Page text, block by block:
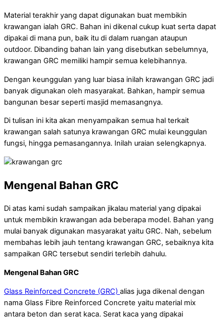
Material terakhir yang dapat digunakan buat membikin
krawangan ialah GRC. Bahan ini dikenal cukup kuat serta dapat
dipakai di mana pun, baik itu di dalam ruangan ataupun
outdoor. Dibanding bahan lain yang disebutkan sebelumnya,
krawangan GRC memiliki hampir semua kelebihannya.
Dengan keunggulan yang luar biasa inilah krawangan GRC jadi
banyak digunakan oleh masyarakat. Bahkan, hampir semua
bangunan besar seperti masjid memasangnya.
Di tulisan ini kita akan menyampaikan semua hal terkait
krawangan salah satunya krawangan GRC mulai keunggulan
fungsi, hingga pemasangannya. Inilah uraian selengkapnya.
Mengenal Bahan GRC
Di atas kami sudah sampaikan jikalau material yang dipakai
untuk membikin krawangan ada beberapa model. Bahan yang
mulai banyak digunakan masyarakat yaitu GRC. Nah, sebelum
membahas lebih jauh tentang krawangan GRC, sebaiknya kita
sampaikan GRC tersebut sendiri terlebih dahulu.
Mengenal Bahan GRC
Glass Reinforced Concrete (GRC) alias juga dikenal dengan
nama Glass Fibre Reinforced Concrete yaitu material mix
antara beton dan serat kaca. Serat kaca yang dipakai